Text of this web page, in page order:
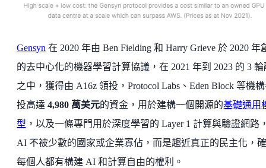
Gensyn 在 2020 年由 Ben Fielding 和 Harry Grieve 於 2020 年
的去中心化的機器學習計算協議，在 2021 年到 2023 的 3 輪
之中，獲得由 A16z 領投，Protocol Labs、Eden Block 等機
投高達 4,980 萬美元的資金，用於建構一個開源的基礎通用
型 ，以及一條專門用於深度學習的 Layer 1 計算與驗證網路
AI 不被少數的國家或企業寡佔，而是趨近真正的民主化，
每個人都有構建 AI 和計算自由的權利。